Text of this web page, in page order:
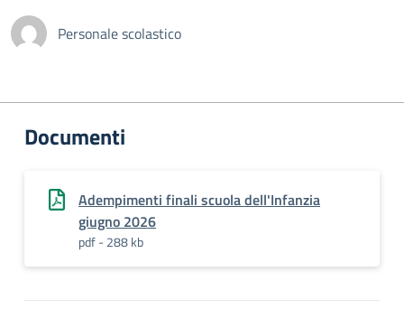
Personale scolastico
Documenti
Adempimenti finali scuola dell'Infanzia
giugno 2026
pdf - 288 kb